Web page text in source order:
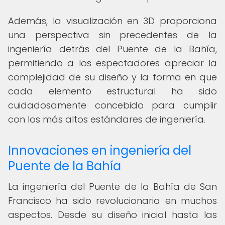
Además, la visualización en 3D proporciona
una perspectiva sin precedentes de la
ingeniería detrás del Puente de la Bahía,
permitiendo a los espectadores apreciar la
complejidad de su diseño y la forma en que
cada elemento estructural ha sido
cuidadosamente concebido para cumplir
con los más altos estándares de ingeniería.
Innovaciones en ingeniería del
Puente de la Bahía
La ingeniería del Puente de la Bahía de San
Francisco ha sido revolucionaria en muchos
aspectos. Desde su diseño inicial hasta las